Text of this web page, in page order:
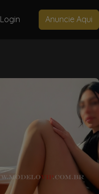
Login Anuncie Aqui